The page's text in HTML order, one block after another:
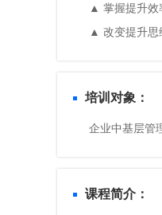
▲ 掌握提升效
▲ 改变提升思
培训对象：
企业中基层管
课程简介：